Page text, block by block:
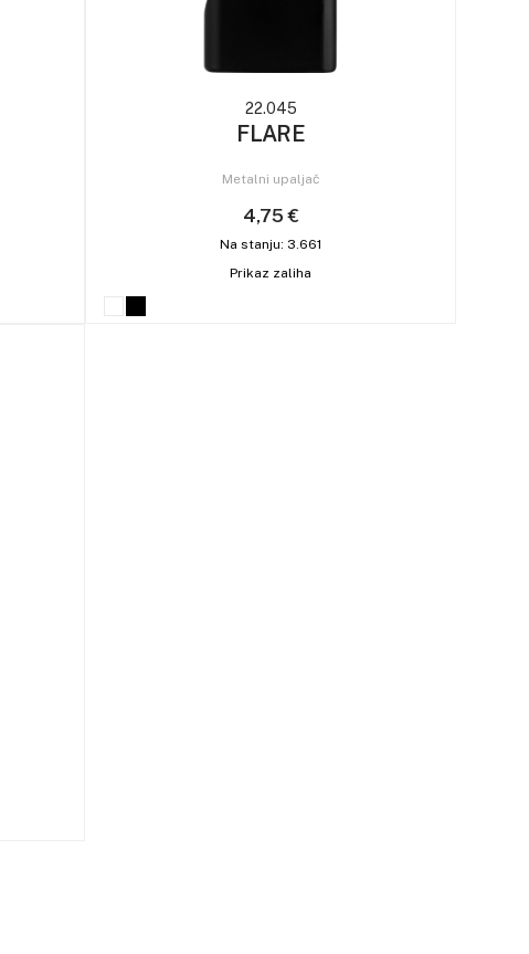
22.045
FLARE
Metalni upaljač
4,75 €
Na stanju: 3.661
Prikaz zaliha